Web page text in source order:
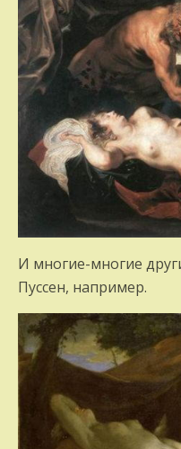
И многие-многие
Пуссен, например.